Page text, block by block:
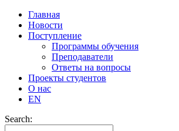
Главная
Новости
Поступление
Программы обучения
Преподаватели
Ответы на вопросы
Проекты студентов
О нас
EN
Search: